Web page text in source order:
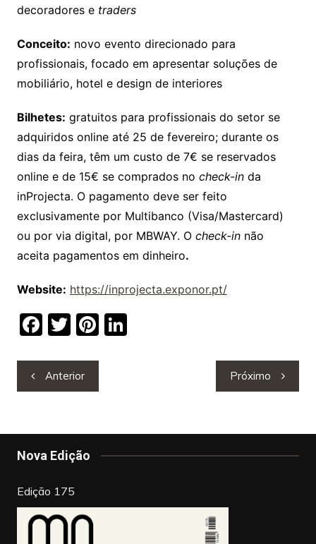
decoradores e traders
Conceito: novo evento direcionado para
profissionais, focado em apresentar soluções de
mobiliário, hotel e design de interiores
Bilhetes: gratuitos para profissionais do setor se
adquiridos online até 25 de fevereiro; durante os
dias da feira, têm um custo de 7€ se reservados
online e de 15€ se comprados no check-inda
inProjecta. O pagamento deve ser feito
exclusivamente por Multibanco (Visa/Mastercard)
ou por via digital, por MBWAY. O check-innão
aceita pagamentos em dinheiro.
Website: https://inprojecta.exponor.pt/
F
c
e
o
o
k
T
itt
er
Pi
er
e
Li
n
Navegação
de
Anterior Próximo
Nova Edição
Edição 175